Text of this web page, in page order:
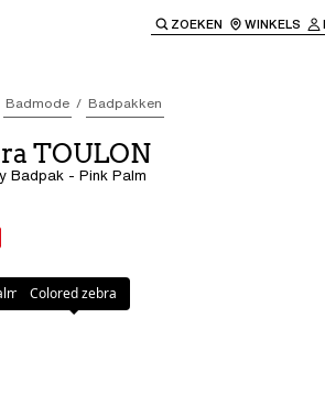
te keren naar de hoofdnavigatie.
ZOEKEN WINKELS
Badmode Badpakken
TOULON
Badpak - Pink Palm
PalmColored zebra